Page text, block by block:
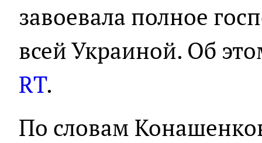
завоевала полное
всей Украиной. Об
RТ.
По словам